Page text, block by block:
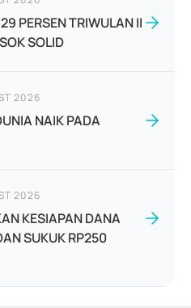
PERSEN TRIWULAN II
SOLID
2026
NAIK PADA
2026
KESIAPAN DANA
SUKUK RP250